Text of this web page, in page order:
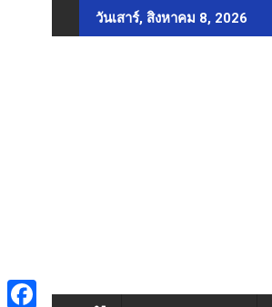
to
วันเสาร์, สิงหาคม 8, 2026